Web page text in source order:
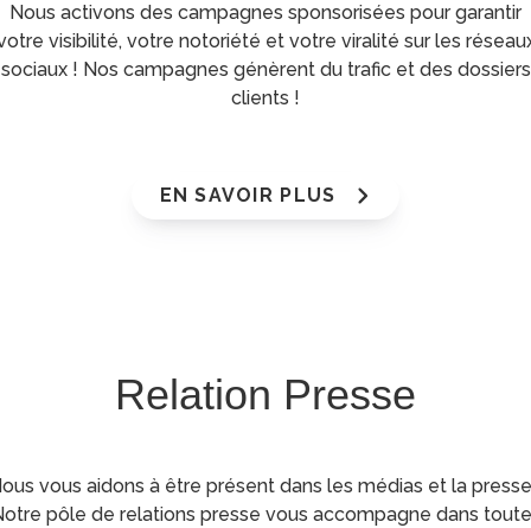
Nous activons des campagnes sponsorisées pour garantir
visibilité, votre notoriété et votre viralité sur les
sociaux ! Nos campagnes génèrent du trafic et des dossiers
clients !
EN SAVOIR PLUS
Relation Presse
vous aidons à être présent dans les médias et la
pôle de relations presse vous accompagne dans